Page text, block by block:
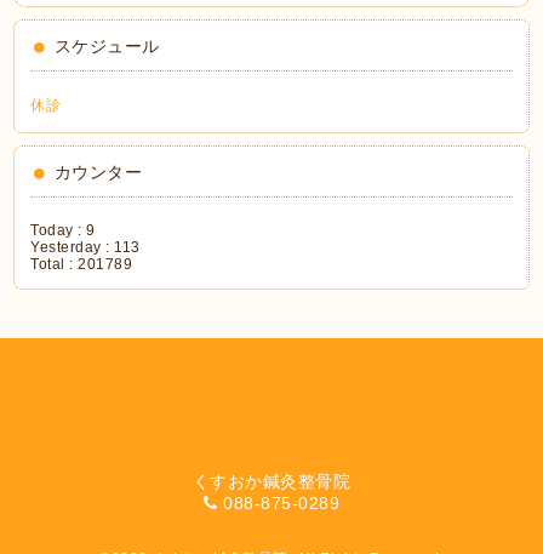
スケジュール
休診
カウンター
Today :9
Yesterday : 113
Total :201789
くすおか鍼灸整骨院
088-875-0289